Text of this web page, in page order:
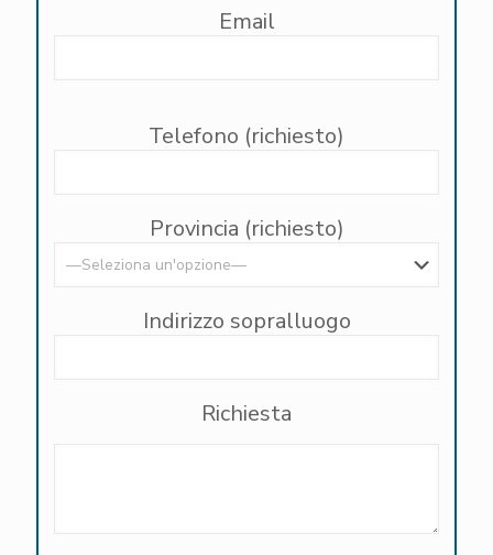
Email
Telefono (richiesto)
Provincia (richiesto)
Indirizzo sopralluogo
Richiesta